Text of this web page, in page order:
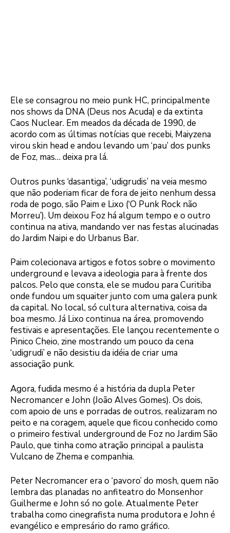
Ele se consagrou no meio punk HC, principalmente
nos shows da DNA (Deus nos Acuda) e da extinta
Caos Nuclear. Em meados da década de 1990, de
acordo com as últimas notícias que recebi, Maiyzena
virou skin head e andou levando um ‘pau’ dos punks
de Foz, mas… deixa pra lá.
Outros punks ‘dasantiga’, ‘udigrudis’ na veia mesmo
que não poderiam ficar de fora de jeito nenhum dessa
roda de pogo, são Paim e Lixo (‘O Punk Rock não
Morreu’). Um deixou Foz há algum tempo e o outro
continua na ativa, mandando ver nas festas alucinadas
do Jardim Naipi e do Urbanus Bar.
Paim colecionava artigos e fotos sobre o movimento
underground e levava a ideologia para à frente dos
palcos. Pelo que consta, ele se mudou para Curitiba
onde fundou um squaiter junto com uma galera punk
da capital. No local, só cultura alternativa, coisa da
boa mesmo. Já Lixo continua na área, promovendo
festivais e apresentações. Ele lançou recentemente o
Pinico Cheio, zine mostrando um pouco da cena
‘udigrudi’ e não desistiu da idéia de criar uma
associação punk.
Agora, fudida mesmo é a história da dupla Peter
Necromancer e John (João Alves Gomes). Os dois,
com apoio de uns e porradas de outros, realizaram no
peito e na coragem, aquele que ficou conhecido como
o primeiro festival underground de Foz no Jardim São
Paulo, que tinha como atração principal a paulista
Vulcano de Zhema e companhia.
Peter Necromancer era o ‘pavoro’ do mosh, quem não
lembra das planadas no anfiteatro do Monsenhor
Guilherme e John só no gole. Atualmente Peter
trabalha como cinegrafista numa produtora e John é
evangélico e empresário do ramo gráfico.